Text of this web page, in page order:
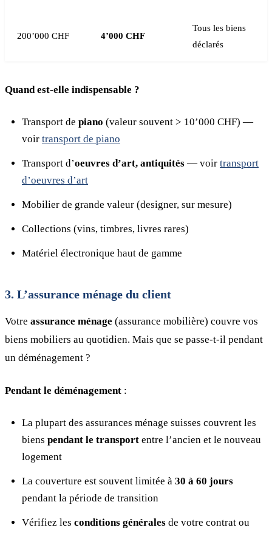
200’000 CHF 4’000 CHF
Tous les biens
déclarés
Quand est-elle indispensable ?
Transport de piano (valeur souvent > 10’000 CHF) —
voir transport de piano
Transport d’oeuvres d’art, antiquités — voir transport
d’oeuvres d’art
Mobilier de grande valeur (designer, sur mesure)
Collections (vins, timbres, livres rares)
Matériel électronique haut de gamme
3. L’assurance ménage du client
Votre assurance ménage (assurance mobilière) couvre vos
biens mobiliers au quotidien. Mais que se passe-t-il pendant
un déménagement ?
Pendant le déménagement :
La plupart des assurances ménage suisses couvrent les
biens pendant le transport entre l’ancien et le nouveau
logement
La couverture est souvent limitée à 30 à 60 jours
pendant la période de transition
Vérifiez les conditions générales de votre contrat ou